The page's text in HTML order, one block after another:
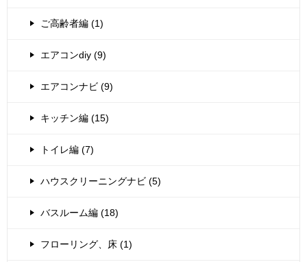
ご高齢者編 (1)
エアコンdiy (9)
エアコンナビ (9)
キッチン編 (15)
トイレ編 (7)
ハウスクリーニングナビ (5)
バスルーム編 (18)
フローリング、床 (1)